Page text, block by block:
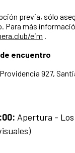
previa, sólo
Para más
eim .
de encuentro
927,
Apertura -